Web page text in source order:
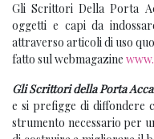
Gli Scrittori Della Porta
oggetti e capi da
attraverso articoli di uso
fatto sul webmagazine
Gli Scrittori della Porta
e si prefigge di diffondere
strumento necessario per